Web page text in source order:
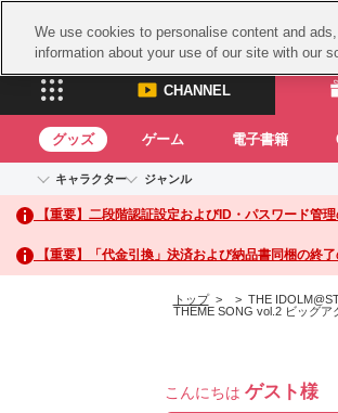
CHANNEL
CHANNEL
ASOBI CHANNEL TOP
グッズ ゲーム 電子書籍
キャラクター
アイドルマスターシリーズ
アイドルマスター
アイドルマスター シンデレラガール
アイドルマスター ミリオンライブ！
アイドルマスター SideM
プロジェクトアイマス ヴイアライヴ
ジャンル
イベントグッズ
トイ・ホビー
【重要】二段階認証設定およびID・パスワード管
【重要】「代金引換」決済および納品書同梱の終
トップ>
> THE
THEME SONG vol.2 ビッグア
こんにちは ゲスト様
We use cookies to personalise content and
information about your use of our site with our